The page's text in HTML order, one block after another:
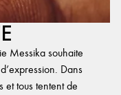
Messika souhaite
Dans
et tous tentent de